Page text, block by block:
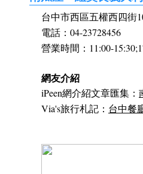
台中市西區五權西四街
電話：04-23728456
營業時間：11:00-
網友介紹
iPeen網介紹文章匯集：
Via's旅行札記： 台中餐